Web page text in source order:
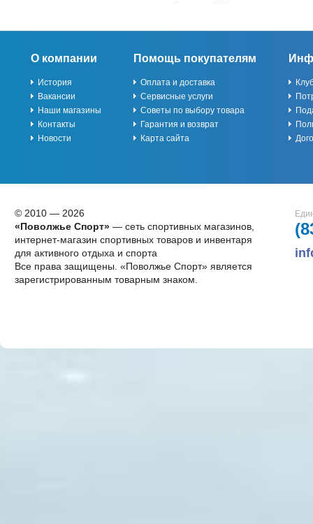
О компании
История
Вакансии
Наши магазины
Контакты
Новости
Помощь покупателям
Оплата и доставка
Сервисные услуги
Советы по выбору товара
Гарантия и возврат
Карта сайта
© 2010 — 2026
«Поволжье Спорт»— сеть спортивных магазинов,
интернет-магазин спортивных товаров и инвентаря
для активного отдыха и спорта
Все права защищены. «Поволжье Спорт» является
зарегистрированным товарным знаком.